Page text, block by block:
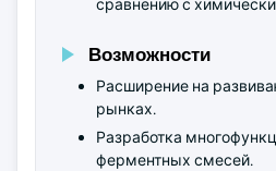
сравнению с
Возможности
Расширение на
рынках.
Разработка
ферментных смесей.